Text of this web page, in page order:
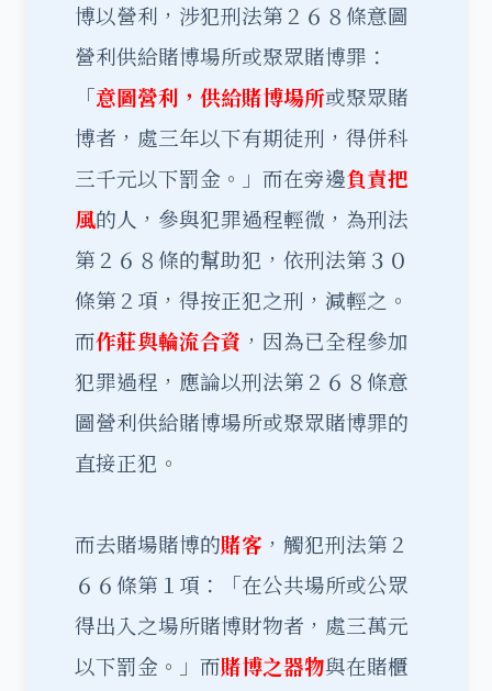
博以營利，涉犯刑法第２６８條意圖
營利供給賭博場所或聚眾賭博罪：
「意圖營利，供給賭博場所或聚眾賭
博者，處三年以下有期徒刑，得併科
三千元以下罰金。」而在旁邊負責把
風的人，參與犯罪過程輕微，為刑法
第２６８條的幫助犯，依刑法第３０
條第２項，得按正犯之刑，減輕之。
而作莊與輪流合資 ，因為已全程參加
犯罪過程，應論以刑法第２６８條意
圖營利供給賭博場所或聚眾賭博罪的
直接正犯。
而去賭場賭博的賭客 ，觸犯刑法第２
６６條第１項：「在公共場所或公眾
得出入之場所賭博財物者，處三萬元
以下罰金。」而賭博之器物與在賭櫃